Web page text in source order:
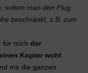
sofern man den Flug
beschränkt, z.B. zum
für mich der
Kopter wohl
mir die ganzen